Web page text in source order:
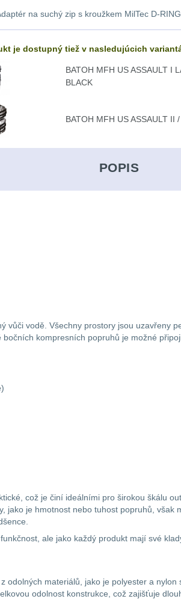
na suchý zip s kroužkem MilTec D-RING
je dostupný tiež v nasledujúcich
BATOH MFH US ASSAULT I
BLACK
BATOH MFH US ASSAULT II
POPIS
vůči vodě. Všechny prostory jsou uzavřeny
kompresních popruhů je možné
což je činí ideálními pro širokou škálu
je hmotnost nebo tuhost popruhů,
ale jako každý produkt mají své
odolných materiálů, jako je polyester a
odolnost konstrukce, což zajišťuje